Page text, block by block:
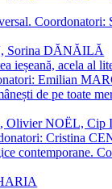
Sorina DĂNĂILĂ
ieșeană, acela al
Emilian
de pe toate
Olivier NOËL, Cip
Cristina
contemporane.